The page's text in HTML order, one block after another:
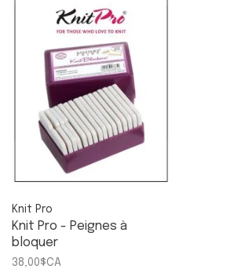
Knit Pro
Knit Pro - Peignes à
bloquer
38,00$CA